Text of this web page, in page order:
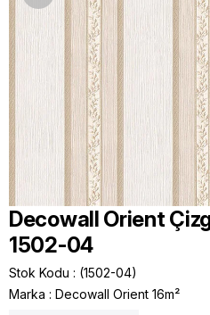
Decowall Orient
1502-04
Stok Kodu
(1502-04)
Marka : Decowall Orient 16m²